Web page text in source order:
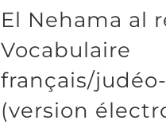
El Nehama al
Vocabulaire
français/
(version